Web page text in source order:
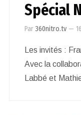
Spécial
Par360nitro.tv —
Les invités :
Avec la
Labbé et